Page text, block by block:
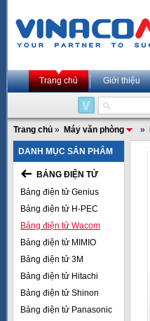
Trang chủ Giới thiệu
Trang chủ » Máy văn phòng »
DANH MỤC SẢN PHẨM
BẢNG ĐIỆN TỬ
Bảng điện tử Genius
Bảng điện tử H-PEC
Bảng điện tử Wacom
Bảng điện tử MIMIO
Bảng điện tử 3M
Bảng điện tử Hitachi
Bảng điện tử Shinon
Bảng điện tử Panasonic